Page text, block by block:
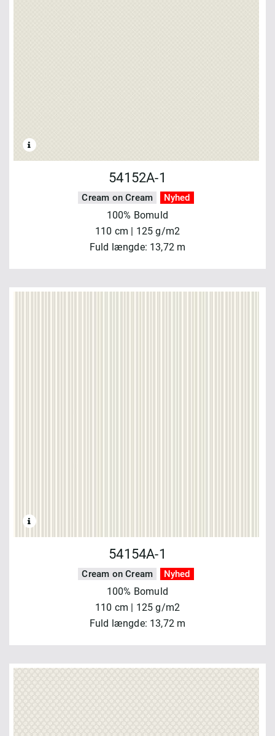
54152A-1
Cream on Cream Nyhed
100% Bomuld
110 cm | 125 g/m2
Fuld længde: 13,72 m
54154A-1
Cream on Cream Nyhed
100% Bomuld
110 cm | 125 g/m2
Fuld længde: 13,72 m